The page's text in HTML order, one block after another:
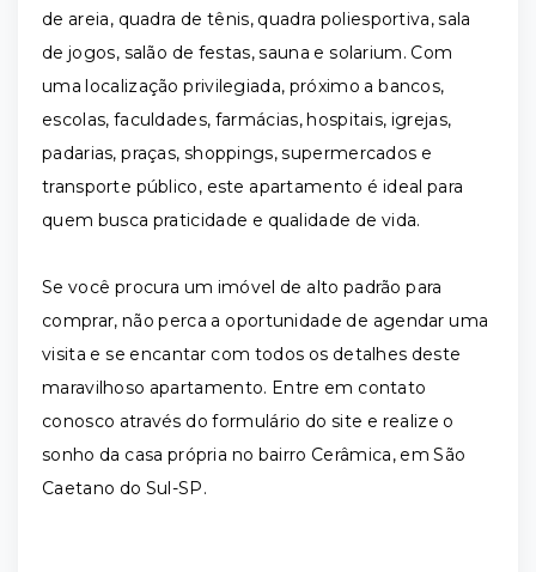
de areia, quadra de tênis, quadra poliesportiva, sala
de jogos, salão de festas, sauna e solarium. Com
uma localização privilegiada, próximo a bancos,
escolas, faculdades, farmácias, hospitais, igrejas,
padarias, praças, shoppings, supermercados e
transporte público, este apartamento é ideal para
quem busca praticidade e qualidade de vida.
Se você procura um imóvel de alto padrão para
comprar, não perca a oportunidade de agendar uma
visita e se encantar com todos os detalhes deste
maravilhoso apartamento. Entre em contato
conosco através do formulário do site e realize o
sonho da casa própria no bairro Cerâmica, em São
Caetano do Sul-SP.